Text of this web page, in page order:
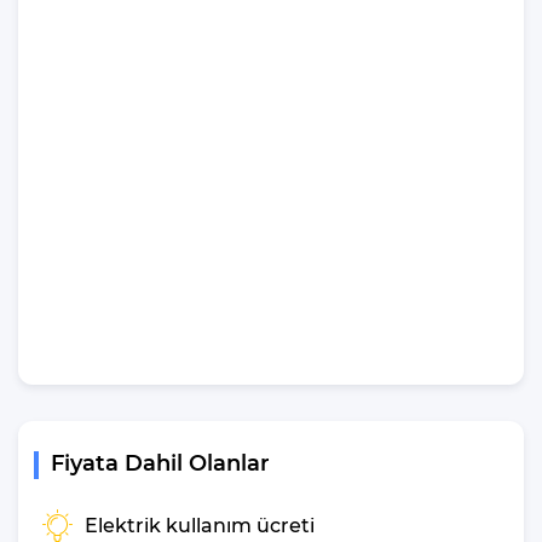
Banyo: 4 Adet
Şezlong : 6 Adet
Deniz Manzarası
Kimler için Uygun
Çocuk Havuzu: Hayır
Fiyata Dahil Olanlar
Elektrik kullanım ücreti